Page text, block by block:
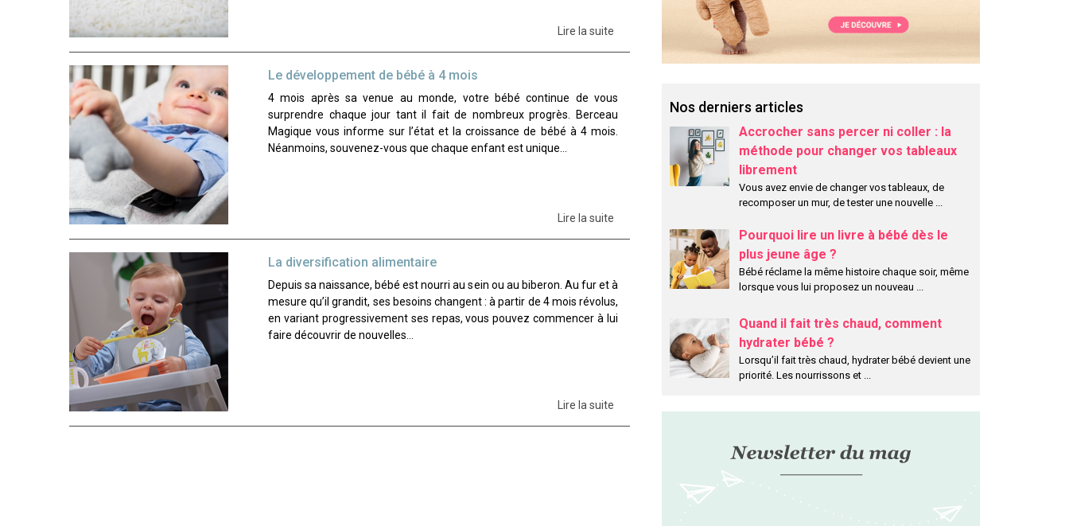
Lire la suite
Le développement de bébé à 4 mois
4 mois après sa venue au monde, votre bébé continue de vous
surprendre chaque jour tant il fait de nombreux progrès. Berceau
Magique vous informe sur l’état et la croissance de bébé à 4 mois.
Néanmoins, souvenez-vous que chaque enfant est unique…
Lire la suite
La diversification alimentaire
Depuis sa naissance, bébé est nourri au sein ou au biberon. Au fur et à
mesure qu’il grandit, ses besoins changent : à partir de 4 mois révolus,
en variant progressivement ses repas, vous pouvez commencer à lui
faire découvrir de nouvelles…
Lire la suite
Nos derniers articles
Accrocher sans percer ni coller : la
méthode pour changer vos tableaux
librement
Vous avez envie de changer vos tableaux, de
recomposer un mur, de tester une nouvelle ...
Pourquoi lire un livre à bébé dès le
plus jeune âge ?
Bébé réclame la même histoire chaque soir, même
lorsque vous lui proposez un nouveau
Quand il fait très chaud, comment
hydrater bébé ?
Lorsqu’il fait très chaud, hydrater bébé devient une
priorité. Les nourrissons et